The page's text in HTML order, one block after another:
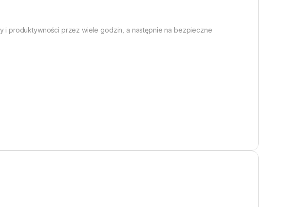
i produktywności przez wiele godzin, a następnie na bezpieczne